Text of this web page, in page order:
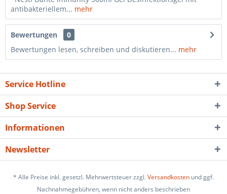
antibakteriellem... mehr
Bewertungen
0
Bewertungen lesen, schreiben und diskutieren... mehr
Service Hotline
Shop Service
Informationen
Newsletter
* Alle Preise inkl. gesetzl. Mehrwertsteuer zzgl.Versandkosten und ggf.
Nachnahmegebühren, wenn nicht anders beschrieben